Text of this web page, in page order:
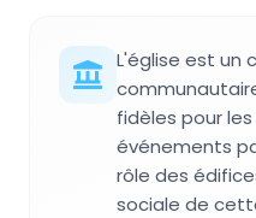
L'église est un
fidèles pour
événements
rôle des
sociale de